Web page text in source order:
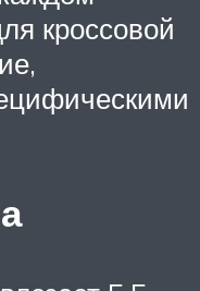
кроссовой